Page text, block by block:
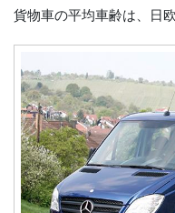
貨物車の平均車齢は、日